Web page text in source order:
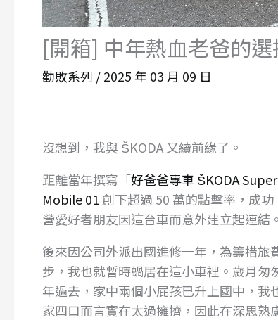
[開箱] 中年熱血老爸的
勸敗系列 /2025 年 03 月 09 日
沒想到，我與 ŠKODA 又續前緣了。
距離當年撰寫「好爸爸專車 ŠKODA
Mobile 01 創下超過 50 萬的點擊率，成
營愛好者朋友因這台車而意外建立起連結。
後來因公司外派出國進修一年，為籌措
步，我也就暫時蝸居在這小車裡。歲月
年過去，家中兩個小屁孩已升上國中，
家四口而言實在太過擁擠，因此在深思熟